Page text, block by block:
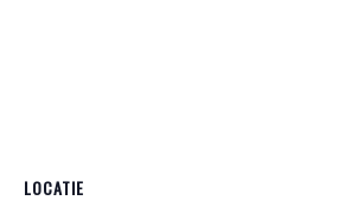
LOCATIE